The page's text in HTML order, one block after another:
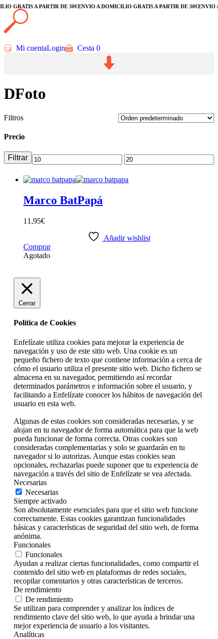
A PARTIR DE 30€ ENVÍO A DOMICILIO GRATIS A PARTIR DE 30€ ENVÍO A
Mi cuentaLogin Cesta 0
DFoto
Filtros
Precio
Filtrar
Marco BatPapá
11,95€
Añadir wishlist
Comprar
Agotado
Cerrar
Política de Cookies
Enfelízate utiliza cookies para mejorar la experiencia de
navegación y uso de este sitio web. Una cookie es un
pequeño fichero de texto que contiene información a cerca de
cómo el usuario utiliza el presente sitio web. Dicho fichero se
almacena en su navegador, permitiendo así recordar
determinados parámetros e información sobre el usuario, y
facilitando a Enfelízate conocer los hábitos de navegación del
usuario en esta web.
Algunas de estas cookies son consideradas necesarias, y se
alojan en tu navegador de forma automática para que la web
pueda funcionar de forma correcta. Otras cookies son
consideradas complementarias y solo se guardarán en tu
navegador si lo autorizas. Aunque estas cookies sean
opcionales, rechazarlas puede suponer que tu experiencia de
navegación a través del sitio de Enfelízate se vea afectada.
Necesarias
Necesarias
Siempre activado
Son absolutamente esenciales para que el sitio web funcione
correctamente. Estas cookies garantizan funcionalidades
básicas y características de seguridad del sitio web, de forma
anónima.
Funcionales
Funcionales
Ayudan a realizar ciertas funcionalidades, como compartir el
contenido del sitio web en plataformas de redes sociales,
recopilar comentarios y otras características de terceros.
De rendimiento
De rendimiento
Se utilizan para comprender y analizar los índices de
rendimiento clave del sitio web, lo que ayuda a brindar una
mejor experiencia de usuario a los visitantes.
Analíticas